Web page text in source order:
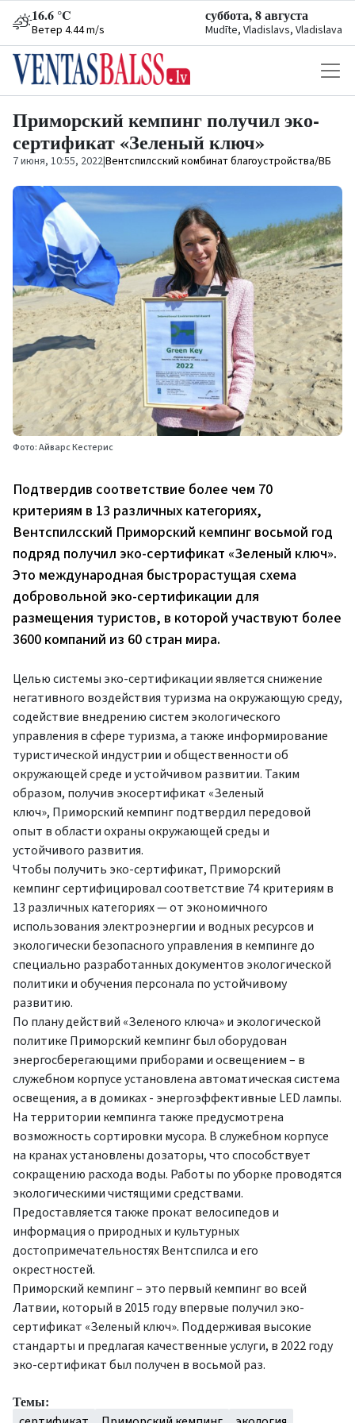
16.6 °C
Ветер 4.44 m/s
суббота, 8 августа
Mudīte, Vladislavs, Vladislava
Приморский кемпинг получил эко-
сертификат «Зеленый ключ»
7 июня, 10:55, 2022|Вентспилсский комбинат благоустройства/ВБ
Фото: Айварс Кестерис
Подтвердив соответствие более чем 70
критериям в 13 различных категориях,
Вентспилсский Приморский кемпинг восьмой год
подряд получил эко-сертификат «Зеленый ключ».
Это международная быстрорастущая схема
добровольной эко-сертификации для
размещения туристов, в которой участвуют более
3600 компаний из 60 стран мира.
Целью системы эко-сертификации является снижение
негативного воздействия туризма на окружающую среду,
содействие внедрению систем экологического
управления в сфере туризма, а также информирование
туристической индустрии и общественности об
окружающей среде и устойчивом развитии. Таким
образом, получив экосертификат «Зеленый
ключ», Приморский кемпинг подтвердил передовой
опыт в области охраны окружающей среды и
устойчивого развития.
Чтобы получить эко-сертификат, Приморский
кемпинг сертифицировал соответствие 74 критериям в
13 различных категориях — от экономичного
использования электроэнергии и водных ресурсов и
экологически безопасного управления в кемпинге до
специально разработанных документов экологической
политики и обучения персонала по устойчивому
развитию.
По плану действий «Зеленого ключа» и экологической
политике Приморский кемпинг был оборудован
энергосберегающими приборами и освещением – в
служебном корпусе установлена автоматическая система
освещения, а в домиках - энергоэффективные LED лампы.
На территории кемпинга также предусмотрена
возможность сортировки мусора. В служебном корпусе
на кранах установлены дозаторы, что способствует
сокращению расхода воды. Работы по уборке проводятся
экологическими чистящими средствами.
Предоставляется также прокат велосипедов и
информация о природных и культурных
достопримечательностях Вентспилса и его
окрестностей.
Приморский кемпинг – это первый кемпинг во всей
Латвии, который в 2015 году впервые получил эко-
сертификат «Зеленый ключ». Поддерживая высокие
стандарты и предлагая качественные услуги, в 2022 году
эко-сертификат был получен в восьмой раз.
Темы: